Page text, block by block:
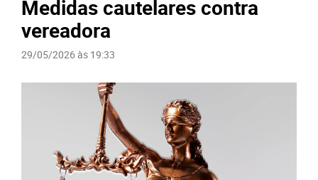
Medidas cautelares contra
vereadora
29/05/2026 às 19:33